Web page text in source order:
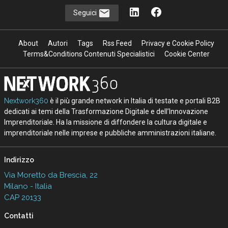
Seguici
About Autori Tags Rss Feed
Privacy e Cookie Policy
Terms&Conditions Contenuti Specialistici
Cookie Center
Nextwork360 è il più grande network in Italia di testate e portali B2B
dedicati ai temi della Trasformazione Digitale e dell’Innovazione
Imprenditoriale. Ha la missione di diffondere la cultura digitale e
imprenditoriale nelle imprese e pubbliche amministrazioni italiane.
Indirizzo
Via Moretto da Brescia, 22
Milano - Italia
CAP 20133
Contatti